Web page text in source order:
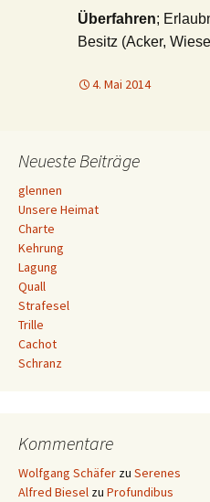
Überfahren;
Besitz (Acker,
4. Mai 2014
Neueste Beiträge
glennen
Unsere Heimat
Charte
Kehrung
Lagung
Quall
Strafesel
Trille
Cachot
Schranz
Kommentare
Wolfgang Schäfer zu Serenes
Alfred Biesel zu Profundibus